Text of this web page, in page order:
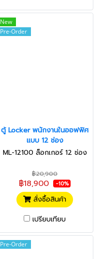
New
Pre-Order
ตู้ Locker พนักงานในออฟฟิศ
แบบ 12 ช่อง
ML-12100 ล็อกเกอร์ 12 ช่อง
฿20,900
฿18,900 -10%
สั่งซื้อสินค้า
เปรียบเทียบ
Pre-Order